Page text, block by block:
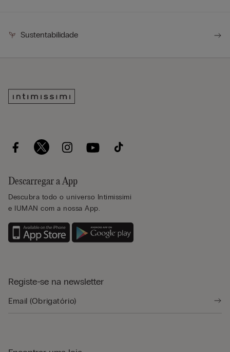
Sustentabilidade
Descarregar a App
Descubra todo o universo Intimissimi
e IUMAN com a nossa App.
Registe-se na newsletter